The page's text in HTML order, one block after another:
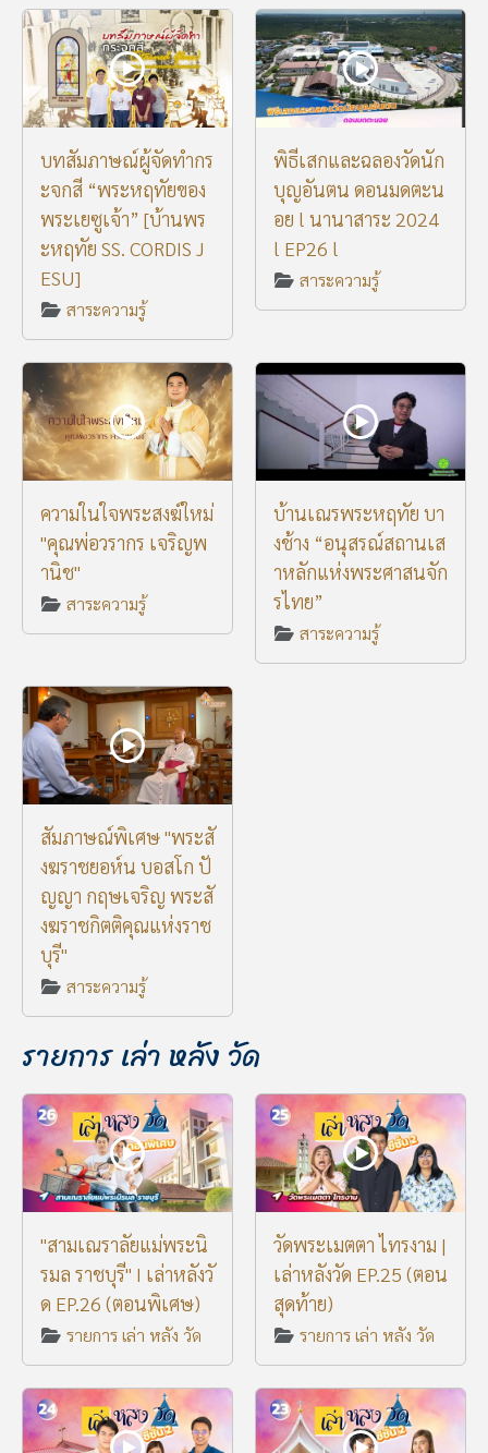
บทสัมภาษณ์ผู้จัดทำกร
ะจกสี “พระหฤทัยของ
พระเยซูเจ้า” [บ้านพร
ะหฤทัย SS. CORDIS J
ESU]
สาระความรู้
พิธีเสกและฉลองวัดนัก
บุญอันตน ดอนมดตะน
อย l นานาสาระ 2024
l EP26 l
สาระความรู้
ความในใจพระสงฆ์ใหม่
"คุณพ่อวรากร เจริญพ
านิช"
สาระความรู้
บ้านเณรพระหฤทัย บา
งช้าง “อนุสรณ์สถานเส
าหลักแห่งพระศาสนจัก
รไทย”
สาระความรู้
สัมภาษณ์พิเศษ "พระสั
งฆราชยอห์น บอสโก ปั
ญญา กฤษเจริญ พระสั
งฆราชกิตติคุณแห่งราช
บุรี"
สาระความรู้
รายการ เล่า หลัง วัด
"สามเณราลัยแม่พระนิ
รมล ราชบุรี" I เล่าหลังวั
ด EP.26 (ตอนพิเศษ)
รายการ เล่า หลัง วัด
วัดพระเมตตา ไทรงาม |
เล่าหลังวัด EP.25 (ตอน
สุดท้าย)
รายการ เล่า หลัง วัด